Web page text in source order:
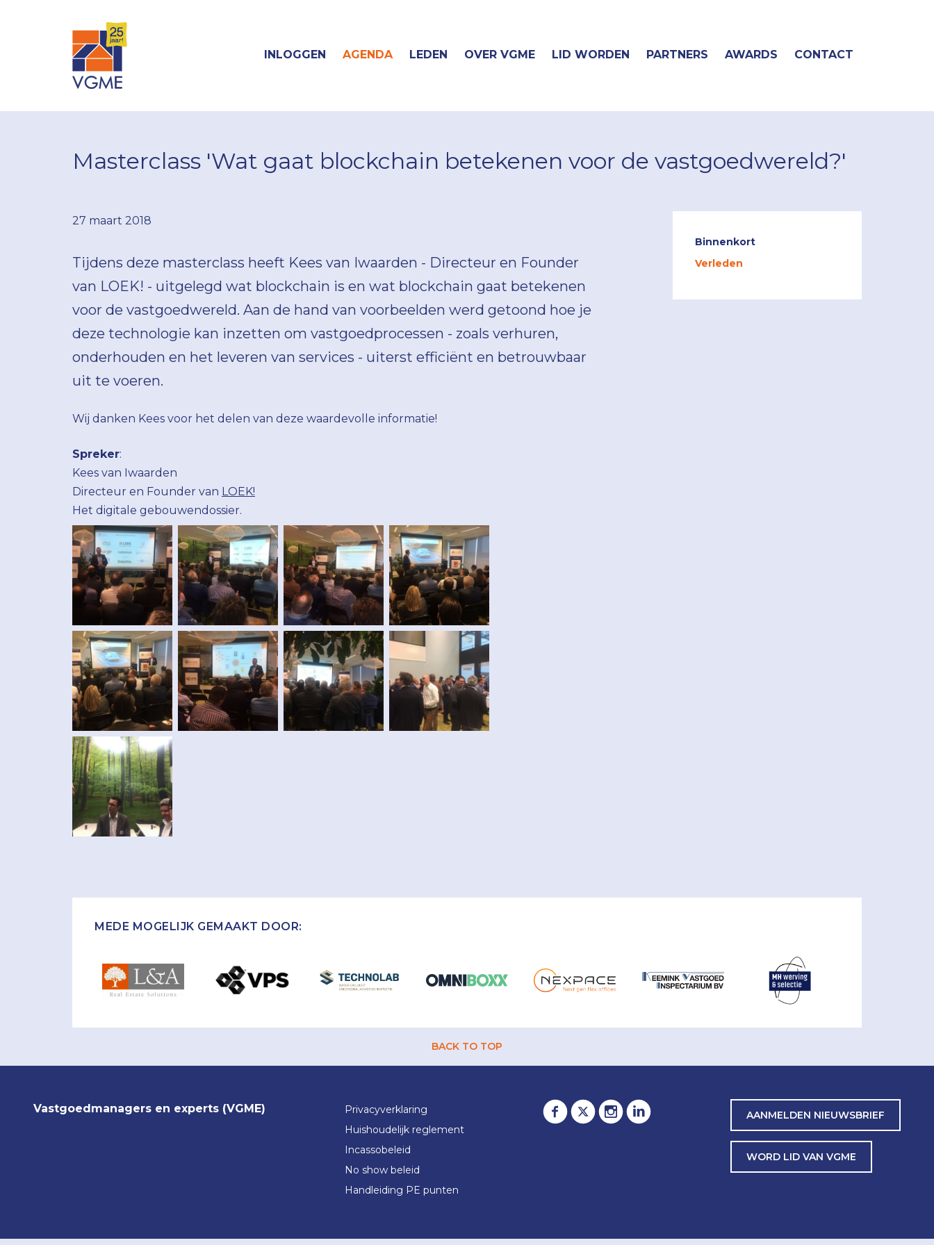
INLOGGEN AGENDA LEDEN OVER VGME LID WORDEN PARTNERS AWARDS CONTACT
Masterclass 'Wat gaat blockchain betekenen voor de vastgoedwereld?'
27 maart 2018
Tijdens deze masterclass heeft Kees van Iwaarden - Directeur en Founder
van LOEK! - uitgelegd wat blockchain is en wat blockchain gaat betekenen
voor de vastgoedwereld. Aan de hand van voorbeelden werd getoond hoe je
deze technologie kan inzetten om vastgoedprocessen - zoals verhuren,
onderhouden en het leveren van services - uiterst efficiënt en betrouwbaar
uit te voeren.
Wij danken Kees voor het delen van deze waardevolle informatie!
Spreker:
Kees van Iwaarden
Directeur en Founder van LOEK!
Het digitale gebouwendossier.
Binnenkort
Verleden
MEDE MOGELIJK GEMAAKT DOOR:
BACK TO TOP
Vastgoedmanagers en experts (VGME)
Privacyverklaring
Huishoudelijk reglement
Incassobeleid
No show beleid
Handleiding PE punten
AANMELDEN NIEUWSBRIEF
WORD LID VAN VGME